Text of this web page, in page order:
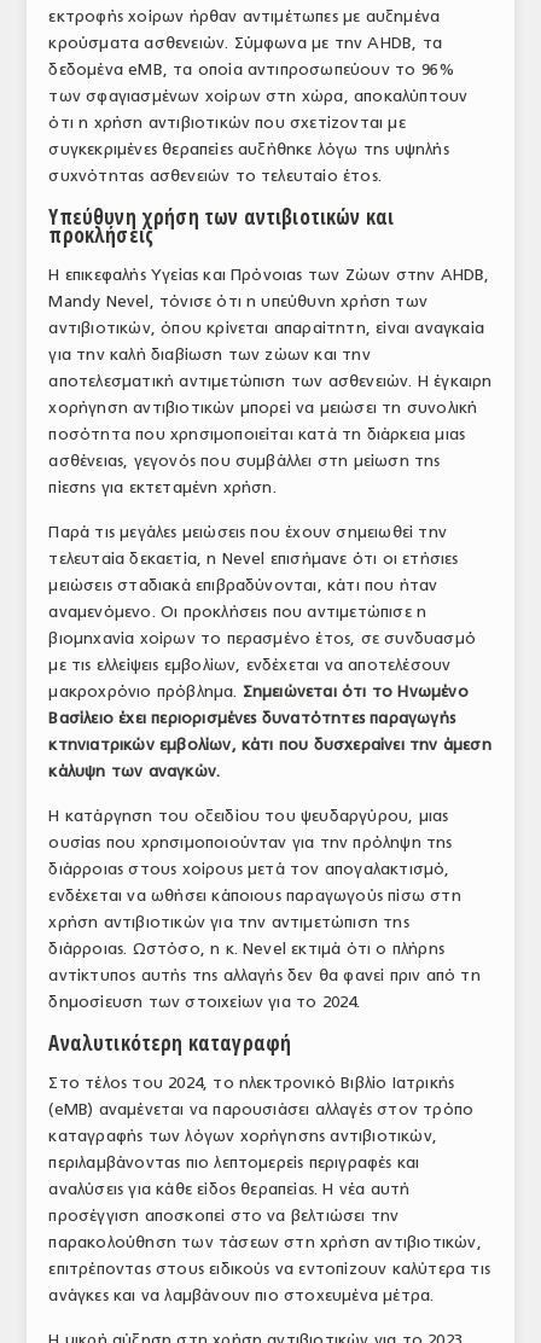
εκτροφής χοίρων ήρθαν αντιμέτωπες με αυξημένα
κρούσματα ασθενειών. Σύμφωνα με την AHDB, τα
δεδομένα eMB, τα οποία αντιπροσωπεύουν το 96%
των σφαγιασμένων χοίρων στη χώρα, αποκαλύπτουν
ότι η χρήση αντιβιοτικών που σχετίζονται με
συγκεκριμένες θεραπείες αυξήθηκε λόγω της υψηλής
συχνότητας ασθενειών το τελευταίο έτος.
Υπεύθυνη χρήση των αντιβιοτικών και
προκλήσεις
Η επικεφαλής Υγείας και Πρόνοιας των Ζώων στην AHDB,
Mandy Nevel, τόνισε ότι η υπεύθυνη χρήση των
αντιβιοτικών, όπου κρίνεται απαραίτητη, είναι αναγκαία
για την καλή διαβίωση των ζώων και την
αποτελεσματική αντιμετώπιση των ασθενειών. Η έγκαιρη
χορήγηση αντιβιοτικών μπορεί να μειώσει τη συνολική
ποσότητα που χρησιμοποιείται κατά τη διάρκεια μιας
ασθένειας, γεγονός που συμβάλλει στη μείωση της
πίεσης για εκτεταμένη χρήση.
Παρά τις μεγάλες μειώσεις που έχουν σημειωθεί την
τελευταία δεκαετία, η Nevel επισήμανε ότι οι ετήσιες
μειώσεις σταδιακά επιβραδύνονται, κάτι που ήταν
αναμενόμενο. Οι προκλήσεις που αντιμετώπισε η
βιομηχανία χοίρων το περασμένο έτος, σε συνδυασμό
με τις ελλείψεις εμβολίων, ενδέχεται να αποτελέσουν
μακροχρόνιο πρόβλημα. Σημειώνεται ότι το Ηνωμένο
Βασίλειο έχει περιορισμένες δυνατότητες παραγωγής
κτηνιατρικών εμβολίων, κάτι που δυσχεραίνει την άμεση
κάλυψη των αναγκών.
Η κατάργηση του οξειδίου του ψευδαργύρου, μιας
ουσίας που χρησιμοποιούνταν για την πρόληψη της
διάρροιας στους χοίρους μετά τον απογαλακτισμό,
ενδέχεται να ωθήσει κάποιους παραγωγούς πίσω στη
χρήση αντιβιοτικών για την αντιμετώπιση της
διάρροιας. Ωστόσο, η κ. Nevel εκτιμά ότι ο πλήρης
αντίκτυπος αυτής της αλλαγής δεν θα φανεί πριν από τη
δημοσίευση των στοιχείων για το 2024.
Αναλυτικότερη καταγραφή
Στο τέλος του 2024, το ηλεκτρονικό Βιβλίο Ιατρικής
(eMB) αναμένεται να παρουσιάσει αλλαγές στον τρόπο
καταγραφής των λόγων χορήγησης αντιβιοτικών,
περιλαμβάνοντας πιο λεπτομερείς περιγραφές και
αναλύσεις για κάθε είδος θεραπείας. Η νέα αυτή
προσέγγιση αποσκοπεί στο να βελτιώσει την
παρακολούθηση των τάσεων στη χρήση αντιβιοτικών,
επιτρέποντας στους ειδικούς να εντοπίζουν καλύτερα τις
ανάγκες και να λαμβάνουν πιο στοχευμένα μέτρα.